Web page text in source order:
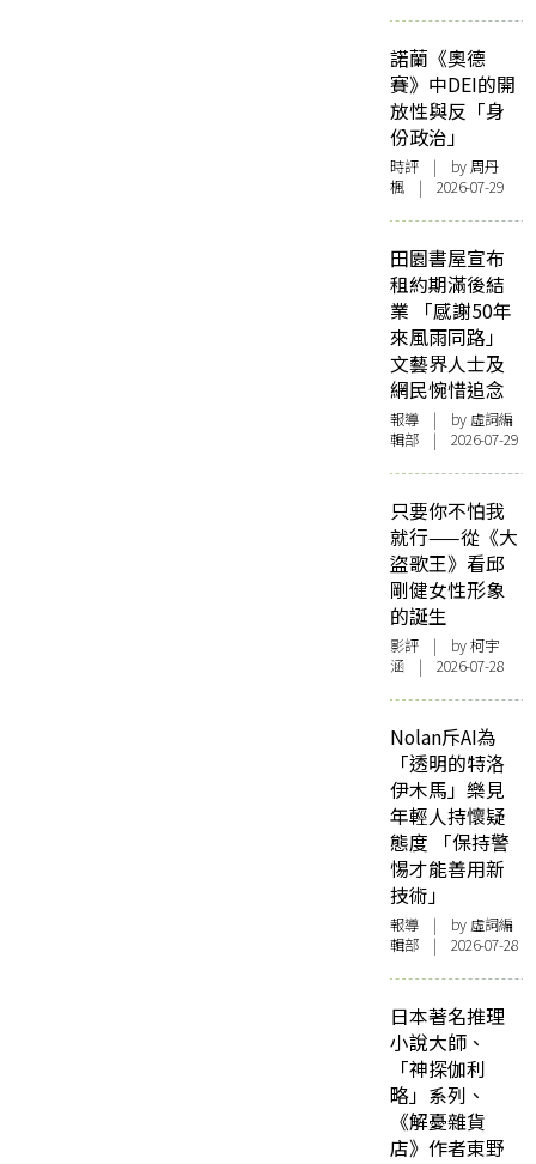
諾蘭《奧德
賽》中DEI的開
放性與反「身
份政治」
時評 | by周丹
楓 | 2026-07-29
田園書屋宣布
租約期滿後結
業 「感謝50年
來風雨同路」
文藝界人士及
網民惋惜追念
報導 | by 虛詞編
輯部 | 2026-07-29
只要你不怕我
就行——從《大
盜歌王》看邱
剛健女性形象
的誕生
影評 | by 柯宇
涵 | 2026-07-28
Nolan斥AI為
「透明的特洛
伊木馬」樂見
年輕人持懷疑
態度 「保持警
惕才能善用新
技術」
報導 | by 虛詞編
輯部 | 2026-07-28
日本著名推理
小說大師、
「神探伽利
略」系列、
《解憂雜貨
店》作者東野